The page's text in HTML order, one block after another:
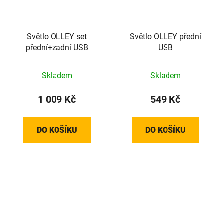
Světlo OLLEY set
přední+zadní USB
Skladem
1 009 Kč
DO KOŠÍKU
Světlo OLLEY přední
USB
Skladem
549 Kč
DO KOŠÍKU